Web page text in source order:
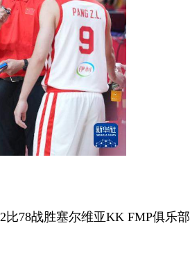
78战胜塞尔维亚KK FMP俱乐部